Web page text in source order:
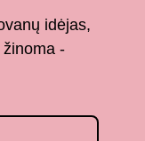
idėjas,
-